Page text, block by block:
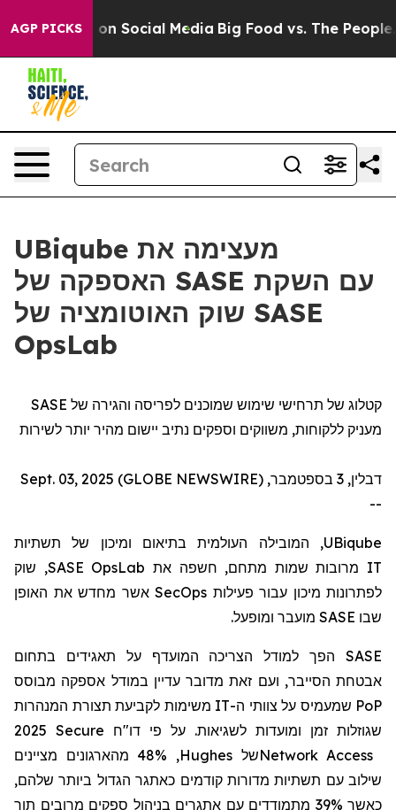
AGP PICKSon Social Media Big Food vs. The People.
UBiqube מעצימה את
האספקה של SASE עם השקת
שוק האוטומציה של SASE
OpsLab
קטלוג של תרחישי שימוש שמוכנים לפריסה והגירה של SASE
מעניק ללקוחות, משווקים וספקים נתיב יישום מהיר יותר לשירות
דבלין, 3 בספטמבר, Sept. 03, 2025 (GLOBE NEWSWIRE)
--
UBiqube, המובילה העולמית בתיאום ומיכון של תשתיות
IT מרובות שמות מתחם, חשפה את SASE OpsLab, שוק
לפתרונות מיכון עבור פעילות SecOps אשר מחדש את האופן
שבו SASE מועבר ומופעל.
SASE הפך למודל הצריכה המועדף על תאגידים בתחום
אבטחת הסייבר, ועם זאת מדובר עדיין במודל אספקה מבוסס
PoP שמעמיס על צוותי ה-IT משימות לקביעת תצורת המנהרות
שגוזלות זמן ומועדות לשגיאות. על פי דו"ח 2025 Secure
Network Accessשל Hughes
, 48% מהארגונים מציינים
שילוב עם תשתיות מדורות קודמים כאתגר הגדול ביותר שלהם,
כאשר 39% מתמודדים עם אתגרים בניהול ספקים מרובים תוך